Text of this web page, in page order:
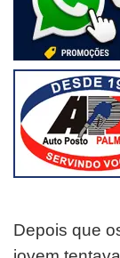
Depois que